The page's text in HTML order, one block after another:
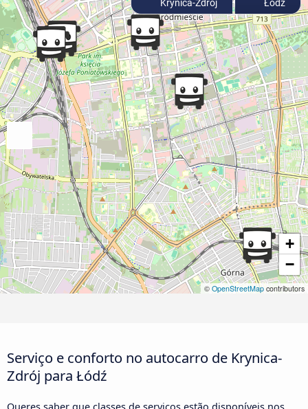
+
−
© OpenStreetMap contributors
Krynica-Zdrój Łódź
Serviço e conforto no autocarro de Krynica-
Zdrój para Łódź
Queres saber que classes de serviços estão disponíveis nos